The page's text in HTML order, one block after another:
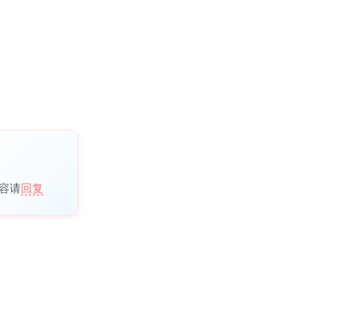
请回复